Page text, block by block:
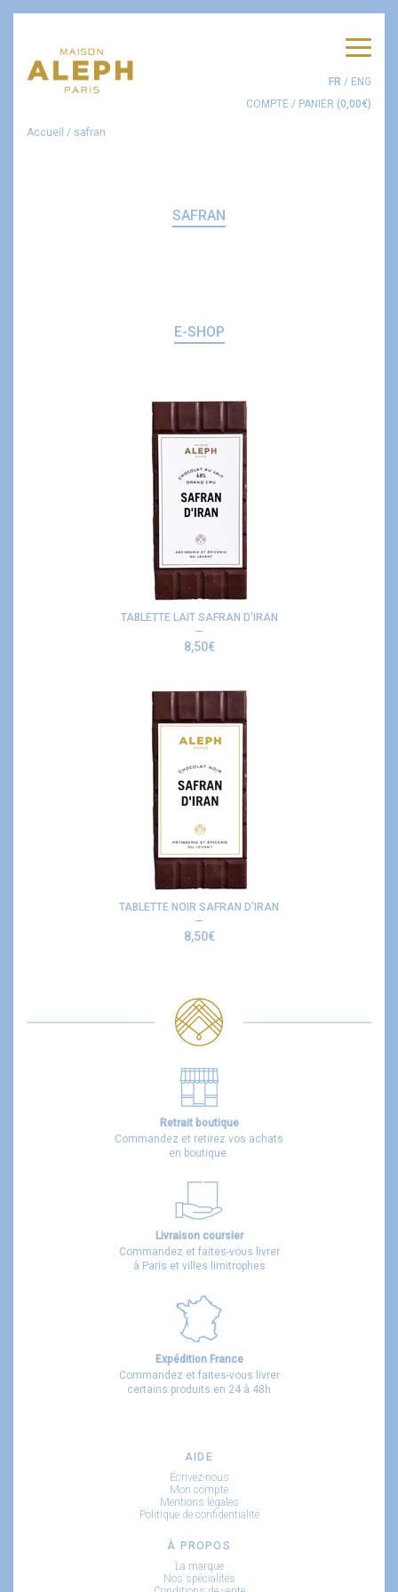
FR / ENG
COMPTE / PANIER (0,00€)
Accueil / safran
SAFRAN
E-SHOP
TABLETTE LAIT SAFRAN D’IRAN
8,50€
TABLETTE NOIR SAFRAN D’IRAN
8,50€
Retrait boutique
Commandez et retirez vos achats
en boutique.
Livraison coursier
Commandez et faites-vous livrer
à Paris et villes limitrophes
Expédition France
Commandez et faites-vous livrer
certains produits en 24 à 48h
AIDE
Écrivez-nous
Mon compte
Mentions légales
Politique de confidentialité
À PROPOS
La marque
Nos spécialités